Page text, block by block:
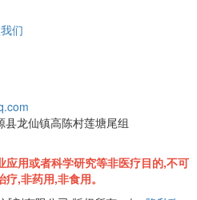
们
县龙仙镇高陈村莲塘尾组
用或者科学研究等非医疗目的,不可
,非药用,非食用。